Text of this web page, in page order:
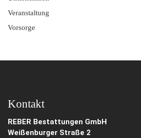
Veranstaltung
Vorsorge
Kontakt
REBER Bestattungen GmbH
Weißenburger Straße 2